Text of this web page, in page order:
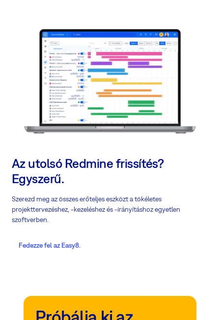
Az utolsó Redmine frissítés?
Egyszerű.
Szerezd meg az összes erőteljes eszközt a tökéletes
projekttervezéshez, -kezeléshez és -irányításhoz egyetlen
szoftverben.
Fedezze fel az Easy8.